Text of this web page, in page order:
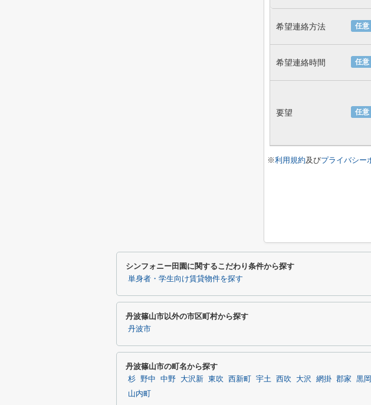
任意
希望連絡方法
任意
希望連絡時間
任意
要望
※利用規約及びプライバシー
シンフォニー田園に関するこだわり条件から探す
単身者・学生向け賃貸物件を探す
丹波篠山市以外の市区町村から探す
丹波市
丹波篠山市の町名から探す
杉 野中 中野 大沢新 東吹 西新町 宇土 西吹 大沢 網掛 郡家 黒岡
山内町